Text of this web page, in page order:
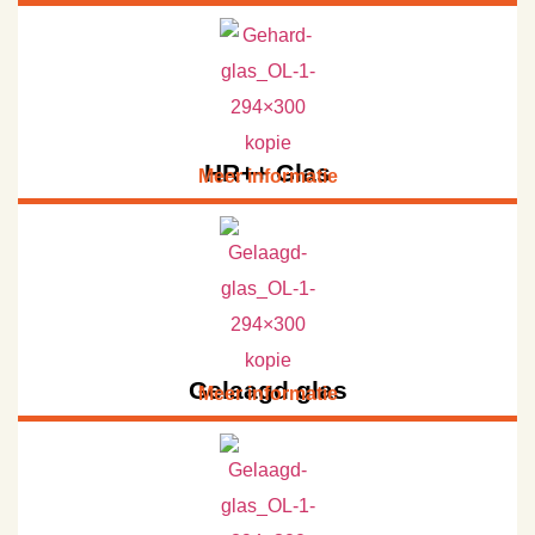
HR++ Glas
Meer informatie
Gelaagd glas
Meer informatie